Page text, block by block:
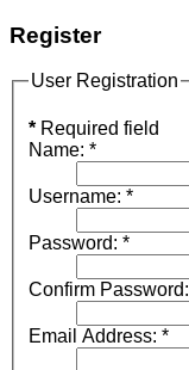
Register
User Registration
* Required field
Name: *
Username: *
Password: *
Confirm Password:
Email Address: *